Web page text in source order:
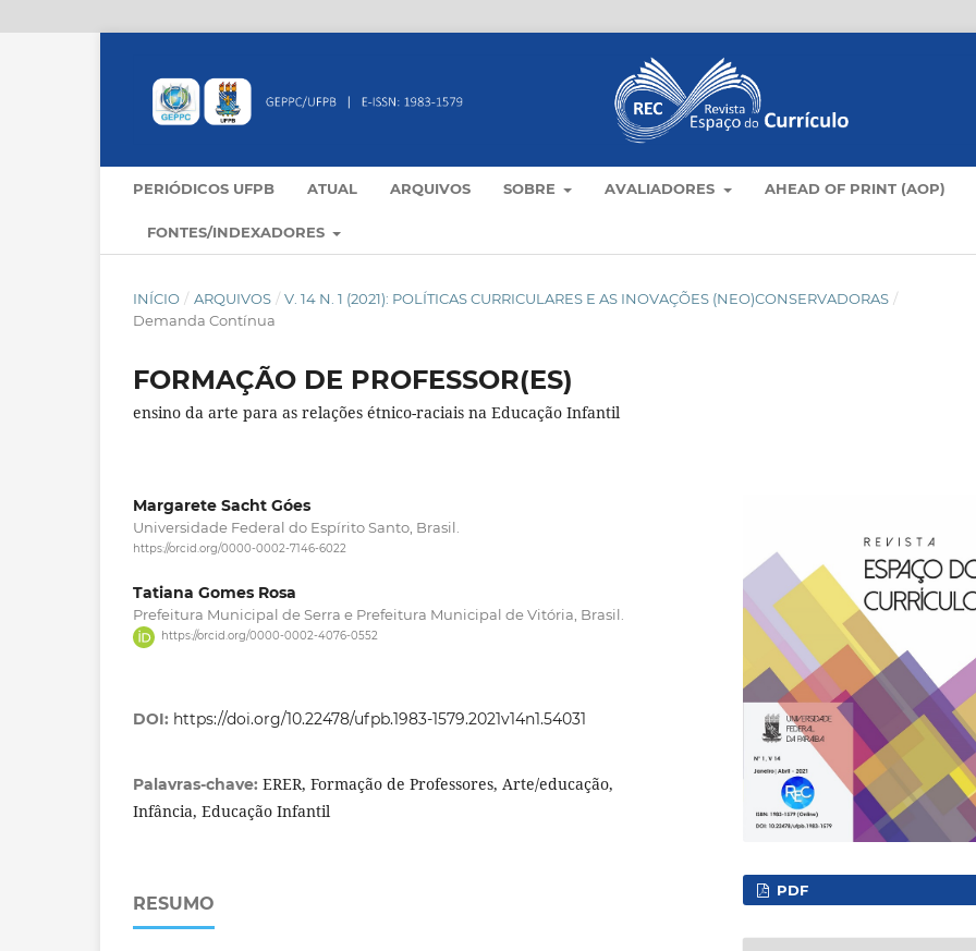
PERIÓDICOS UFPB ATUAL ARQUIVOS SOBRE AVALIADORES AHEAD OF PRINT (AOP)
FONTES/INDEXADORES
INÍCIO / ARQUIVOS / V. 14 N. 1 (2021): POLÍTICAS CURRICULARES E AS INOVAÇÕES (NEO)CONSERVADORAS /
Demanda Contínua
FORMAÇÃO DE PROFESSOR(ES)
ensino da arte para as relações étnico-raciais na Educação Infantil
Margarete Sacht Góes
Universidade Federal do Espírito Santo, Brasil.
https://orcid.org/0000-0002-7146-6022
Tatiana Gomes Rosa
Prefeitura Municipal de Serra e Prefeitura Municipal de Vitória, Brasil.
https://orcid.org/0000-0002-4076-0552
DOI: https://doi.org/10.22478/ufpb.1983-1579.2021v14n1.54031
Palavras-chave: ERER, Formação de Professores, Arte/educação,
Infância, Educação Infantil
RESUMO
PDF